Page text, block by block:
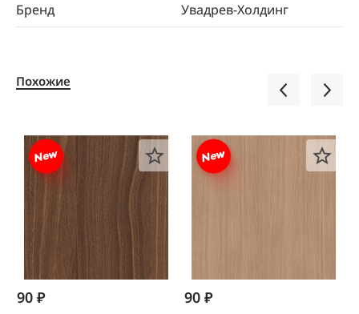
Бренд Увадрев-Холдинг
Похожие
90 ₽ 90 ₽